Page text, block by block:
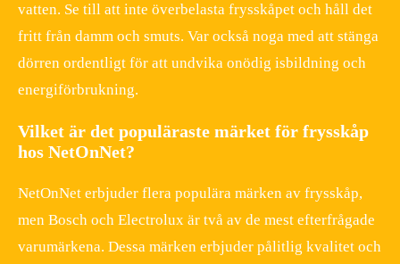
vatten. Se till att inte överbelasta frysskåpet och håll det
fritt från damm och smuts. Var också noga med att stänga
dörren ordentligt för att undvika onödig isbildning och
energiförbrukning.
Vilket är det populäraste märket för frysskåp
hos NetOnNet?
NetOnNet erbjuder flera populära märken av frysskåp,
men Bosch och Electrolux är två av de mest efterfrågade
varumärkena. Dessa märken erbjuder pålitlig kvalitet och